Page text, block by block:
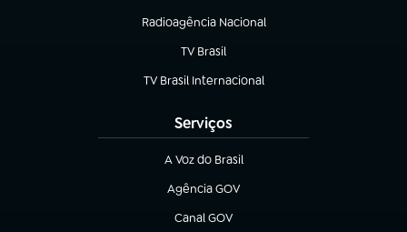
Radioagência Nacional
(abre em nova aba)
TV Brasil
(abre em nova aba)
TV Brasil Internacional
(abre em nova aba)
Serviços
A Voz do Brasil
(abre em nova aba)
Agência GOV
(abre em nova aba)
Canal GOV
(abre em nova aba)